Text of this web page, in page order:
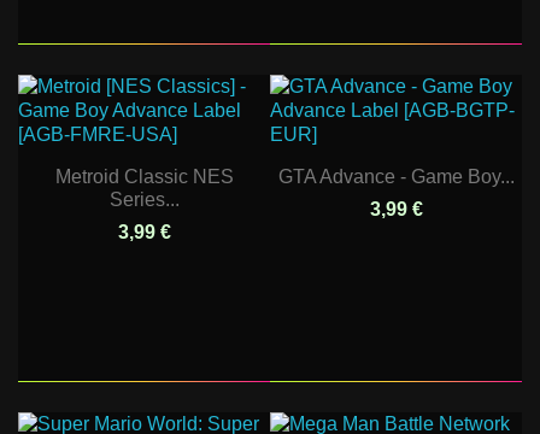
Metroid Classic NES
Series...
3,99 €
GTA Advance - Game Boy...
3,99 €